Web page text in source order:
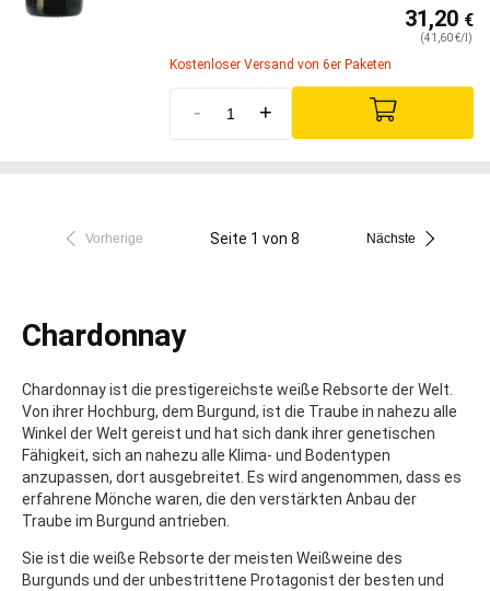
31,20 €
(41,60 €/l)
Kostenloser Versand von 6er Paketen
- +
Vorherige Seite 1 von 8 Nächste
Chardonnay
Chardonnay ist die prestigereichste weiße Rebsorte der Welt.
Von ihrer Hochburg, dem Burgund, ist die Traube in nahezu alle
Winkel der Welt gereist und hat sich dank ihrer genetischen
Fähigkeit, sich an nahezu alle Klima- und Bodentypen
anzupassen, dort ausgebreitet. Es wird angenommen, dass es
erfahrene Mönche waren, die den verstärkten Anbau der
Traube im Burgund antrieben.
Sie ist die weiße Rebsorte der meisten Weißweine des
Burgunds und der unbestrittene Protagonist der besten und